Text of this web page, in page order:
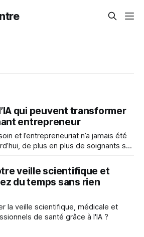
qui peuvent transformer
entrepreneur
et l’entrepreneuriat n’a jamais été
de plus en plus de soignants se
expertise, consulting,
à
veille scientifique et
du temps sans rien
la veille scientifique, médicale et
de santé grâce à l'IA ?